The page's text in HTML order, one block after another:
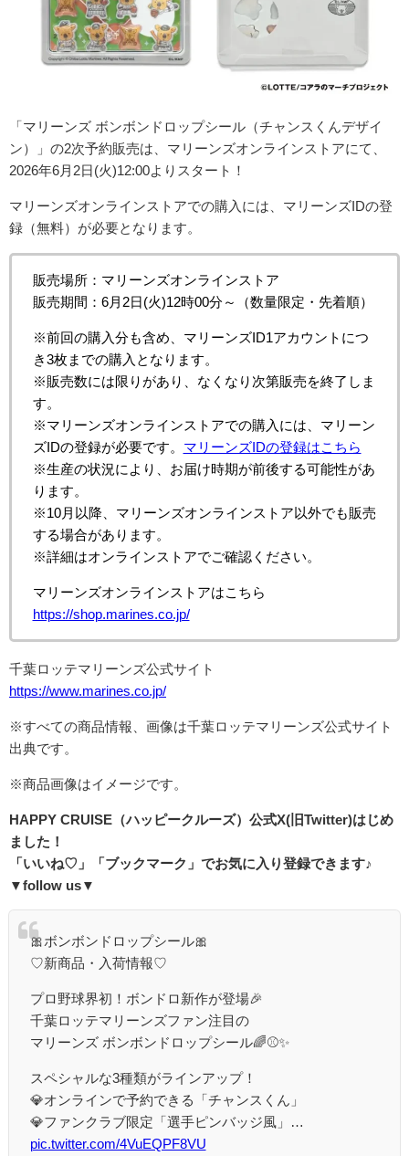
「マリーンズ ボンボンドロップシール（チャンスくんデザイ
ン）」の2次予約販売は、マリーンズオンラインストアにて、
2026年6月2日(火)12:00よりスタート！
マリーンズオンラインストアでの購入には、マリーンズIDの登
録（無料）が必要となります。
販売場所：マリーンズオンラインストア
販売期間： 6月2日(火)12時00分～（数量限定・先着順）
※前回の購入分も含め、マリーンズID1アカウントにつ
き3枚までの購入となります。
※ 販売数には限りがあり、なくなり次第販売を終了しま
す。
※ マリーンズオンラインストアでの購入には、マリーン
ズIDの登録が必要です。 マリーンズIDの登録はこちら
※生産の状況により、お届け時期が前後する可能性があ
ります。
※ 10月以降、マリーンズオンラインストア以外でも販売
する場合があります。
※詳細はオンラインストアでご確認ください。
マリーンズオンラインストアはこちら
https://shop.marines.co.jp/
千葉ロッテマリーンズ公式サイト
https://www.marines.co.jp/
※すべての商品情報、画像は千葉ロッテマリーンズ公式サイト
出典です。
※商品画像はイメージです。
HAPPY CRUISE（ハッピークルーズ） 公式X( 旧Twitter)はじめ
ました！
「いいね♡」「ブックマーク」でお気に入り登録できます♪
▼follow us▼
🎀ボンボンドロップシール🎀
♡新商品・入荷情報♡
プロ野球界初！ボンドロ新作が登場🎉
千葉ロッテマリーンズファン注目の
マリーンズ ボンボンドロップシール🌈⚾️✨
スペシャルな3種類がラインアップ！
💎オンラインで予約できる「チャンスくん」
💎ファンクラブ限定「選手ピンバッジ風」…
pic.twitter.com/4VuEQPF8VU